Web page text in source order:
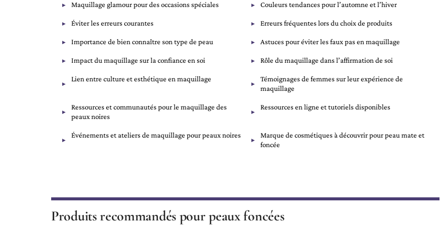
Maquillage glamour pour des occasions spéciales Couleurs tendances pour l’automne et l’hiver
Éviter les erreurs courantes Erreurs fréquentes lors du choix de produits
Importance de bien connaître son type de peau Astuces pour éviter les faux pas en maquillage
Impact du maquillage sur la confiance en soi Rôle du maquillage dans l’affirmation de soi
Lien entre culture et esthétique en maquillage
Témoignages de femmes sur leur expérience de
maquillage
Ressources et communautés pour le maquillage des
peaux noires
Ressources en ligne et tutoriels disponibles
Événements et ateliers de maquillage pour peaux noires
Marque de cosmétiques à découvrir pour peau mate et
foncée
Produits recommandés pour peaux foncées